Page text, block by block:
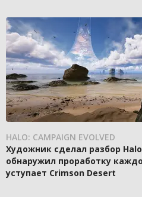
HALO: CAMPAIGN EVOLVED
Художник сделал разбор
обнаружил проработку
уступает Crimson Desert